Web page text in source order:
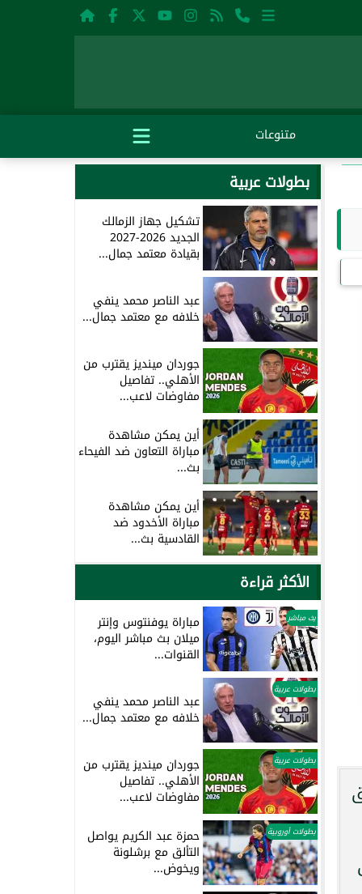
متنوعات
بطولات عربية
تشكيل جهاز الزمالك
الجديد 2026-2027
بقيادة معتمد جمال...
عبد الناصر محمد ينفي
خلافه مع معتمد جمال...
جوردان مينديز يقترب من
الأهلي.. تفاصيل
مفاوضات لاعب...
أين يمكن مشاهدة
مباراة التعاون ضد الفيحاء
بث...
أين يمكن مشاهدة
مباراة الأخدود ضد
القادسية بث...
الأكثر قراءة
بث مباشر مباراة يوفنتوس وإنتر
ميلان بث مباشر اليوم،
القنوات...
بطولات عربية
عبد الناصر محمد ينفي
خلافه مع معتمد جمال...
بطولات عربية جوردان مينديز يقترب من
الأهلي.. تفاصيل
مفاوضات لاعب...
بطولات أوروبية حمزة عبد الكريم يواصل
التألق مع برشلونة
ويخوض...